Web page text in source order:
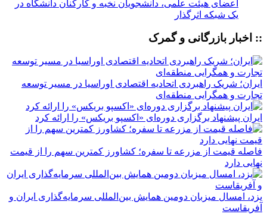
اعضای هیئت علمی، دانشجویان نخبه و کارکنان دانشگاه در
یک شبکه‌ اثرگذار
:: اخبار بازرگانی و گمرک
ایران؛ شریک راهبردی اتحادیه اقتصادی اوراسیا در مسیر توسعه
تجارت و همگرایی منطقه‌ای
ایران پیشنهاد برگزاری دوره‌ای «اکسپو بریکس» را ارائه کرد
فاصله قیمت از مزرعه تا سفره؛ کشاورز کمترین سهم را از قیمت
نهایی دارد
یزد، امسال میزبان دومین همایش بین‌المللی سرمایه‌گذاری ایران و
آفریقاست